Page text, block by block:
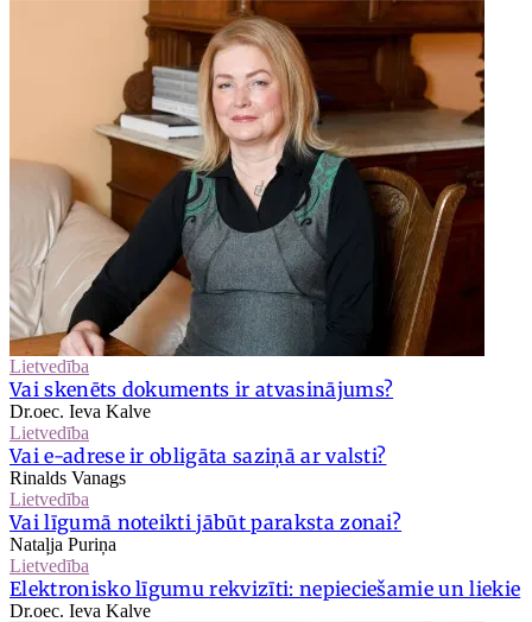
Lietvedība
Vai skenēts dokuments ir atvasinājums?
Dr.oec. Ieva Kalve
Lietvedība
Vai e-adrese ir obligāta saziņā ar valsti?
Rinalds Vanags
Lietvedība
Vai līgumā noteikti jābūt paraksta zonai?
Nataļja Puriņa
Lietvedība
Elektronisko līgumu rekvizīti: nepieciešamie un liekie
Dr.oec. Ieva Kalve